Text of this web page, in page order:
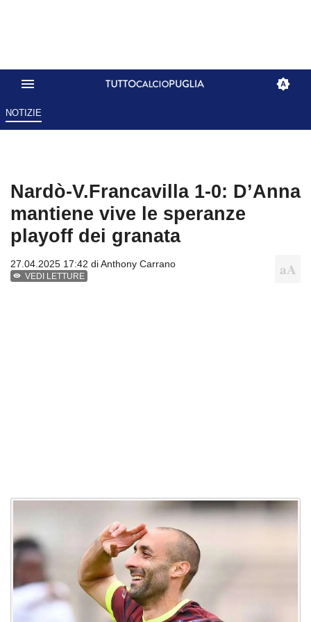
NOTIZIE
Nardò-V.Francavilla 1-0: D’Anna
mantiene vive le speranze
playoff dei granata
27.04.2025 17:42 diAnthony Carrano
VEDI LETTURE